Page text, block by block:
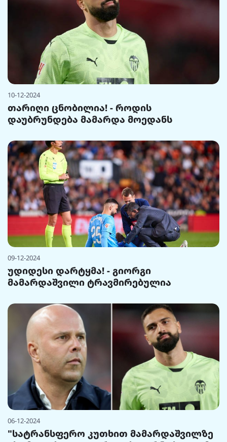
10-12-2024
თარიღი ცნობილია! - როდის
დაუბრუნდება მამარდა მოედანს
09-12-2024
უდიდესი დარტყმა! - გიორგი
მამარდაშვილი ტრავმირებულია
06-12-2024
"სატრანსფერო კუთხით მამარდაშვილზე